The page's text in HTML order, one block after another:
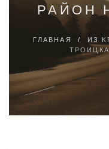
РАЙОН
ГЛАВНАЯ / ИЗ